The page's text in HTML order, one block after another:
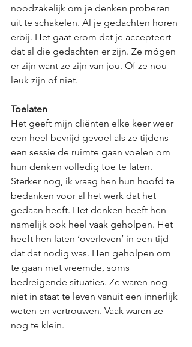
noodzakelijk om je denken proberen
uit te schakelen. Al je gedachten horen
erbij. Het gaat erom dat je accepteert
dat al die gedachten er zijn. Ze mógen
er zijn want ze zijn van jou. Of ze nou
leuk zijn of niet.
Toelaten
Het geeft mijn cliënten elke keer weer
een heel bevrijd gevoel als ze tijdens
een sessie de ruimte gaan voelen om
hun denken volledig toe te laten.
Sterker nog, ik vraag hen hun hoofd te
bedanken voor al het werk dat het
gedaan heeft. Het denken heeft hen
namelijk ook heel vaak geholpen. Het
heeft hen laten ‘overleven’ in een tijd
dat dat nodig was. Hen geholpen om
te gaan met vreemde, soms
bedreigende situaties. Ze waren nog
niet in staat te leven vanuit een innerlijk
weten en vertrouwen. Vaak waren ze
nog te klein.